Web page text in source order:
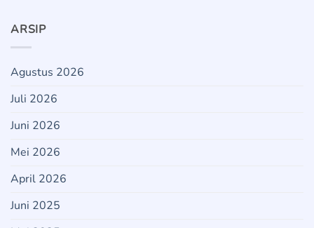
ARSIP
Agustus 2026
Juli 2026
Juni 2026
Mei 2026
April 2026
Juni 2025